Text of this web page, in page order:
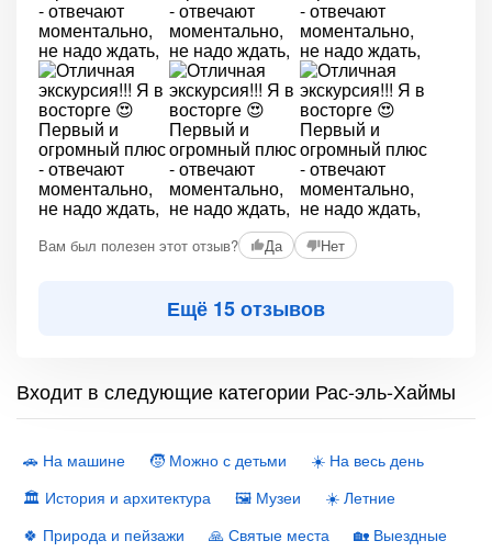
Вам был полезен этот отзыв? Да Нет
Ещё 15 отзывов
Входит в следующие категории Рас-эль-Хаймы
🚗 На машине 🧒 Можно с детьми
☀️ На весь день
🏛 История и архитектура
🖼 Музеи
☀️ Летние
🍀 Природа и пейзажи
🙏 Святые места 🏡 Выездные